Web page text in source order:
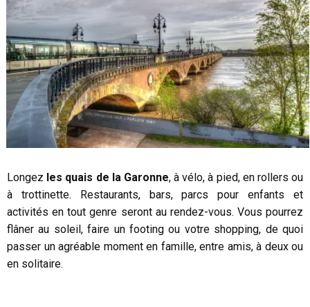
Longez les quais de la Garonne, à vélo, à pied, en rollers ou
à trottinette. Restaurants, bars, parcs pour enfants et
activités en tout genre seront au rendez-vous. Vous pourrez
flâner au soleil, faire un footing ou votre shopping, de quoi
passer un agréable moment en famille, entre amis, à deux ou
en solitaire.